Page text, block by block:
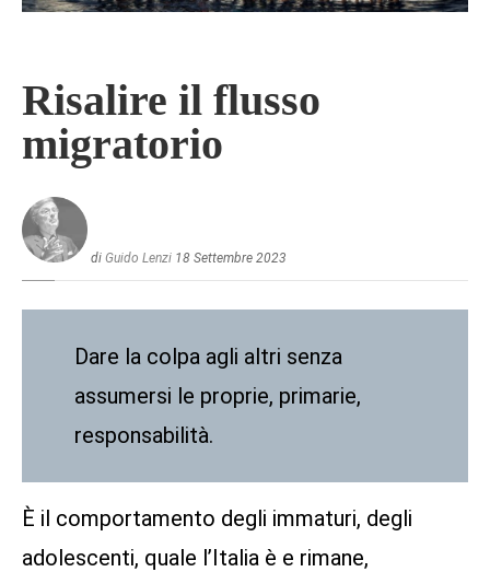
Risalire il flusso
migratorio
di Guido Lenzi 18 Settembre 2023
Dare la colpa agli altri senza
assumersi le proprie, primarie,
responsabilità.
È il comportamento degli immaturi, degli
adolescenti, quale l’Italia è e rimane,